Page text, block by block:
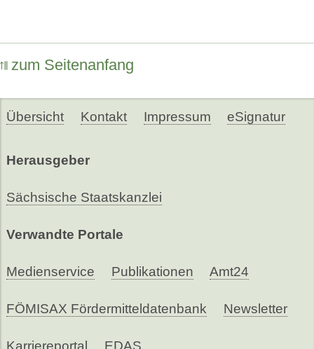
zum Seitenanfang
Übersicht Kontakt Impressum eSignatur
Herausgeber
Sächsische Staatskanzlei
Verwandte Portale
Medienservice Publikationen Amt24
FÖMISAX Fördermitteldatenbank Newsletter
Karriereportal EDAS